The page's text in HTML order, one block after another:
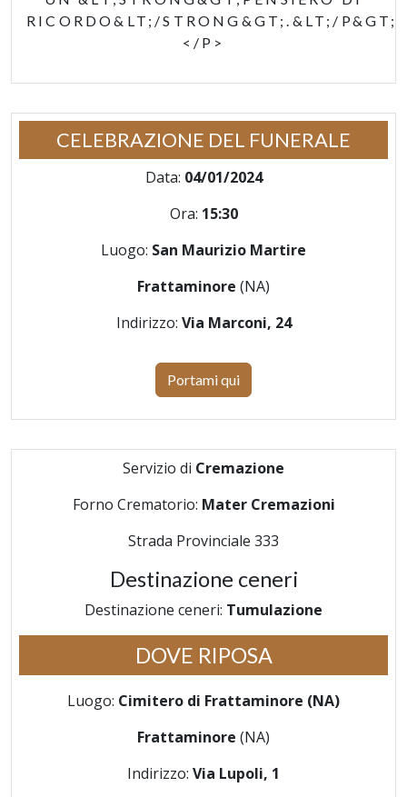
RICORDO&LT;/STRONG&GT;.&LT;/P&GT;
</P>
CELEBRAZIONE DEL FUNERALE
Data: 04/01/2024
Ora: 15:30
Luogo: San Maurizio Martire
Frattaminore (NA)
Indirizzo: Via Marconi, 24
Portami qui
Servizio di Cremazione
Forno Crematorio: Mater Cremazioni
Strada Provinciale 333
Destinazione ceneri
Destinazione ceneri: Tumulazione
DOVE RIPOSA
Luogo: Cimitero di Frattaminore (NA)
Frattaminore (NA)
Indirizzo: Via Lupoli, 1